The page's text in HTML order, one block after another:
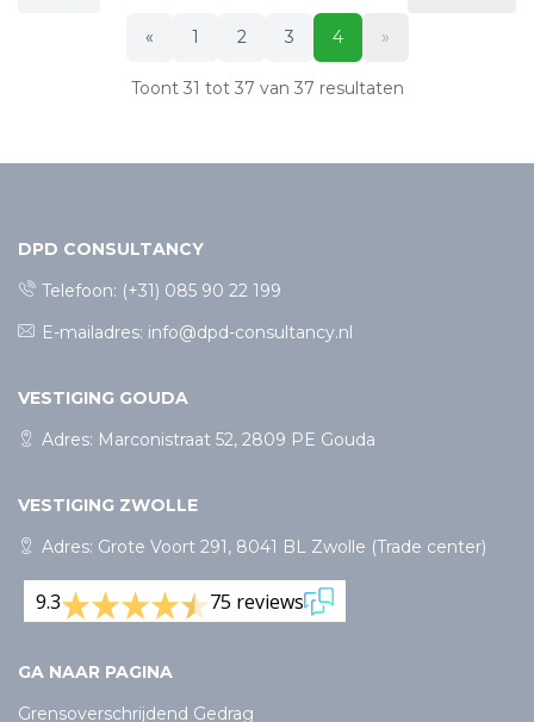
« 1 2 3 4 »
Toont 31 tot 37 van 37 resultaten
DPD CONSULTANCY
Telefoon: (+31) 085 90 22 199
E-mailadres: info@dpd-consultancy.nl
VESTIGING GOUDA
Adres: Marconistraat 52, 2809 PE Gouda
VESTIGING ZWOLLE
Adres: Grote Voort 291, 8041 BL Zwolle (Trade center)
9.3 75 reviews
GA NAAR PAGINA
Grensoverschrijdend Gedrag